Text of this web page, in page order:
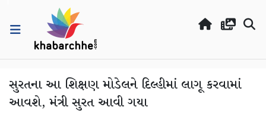
સુરતના આ શિક્ષણ મોડેલને દિલ્હીમાં લાગૂ કરવામાં
આવશે, મંત્રી સુરત આવી ગયા